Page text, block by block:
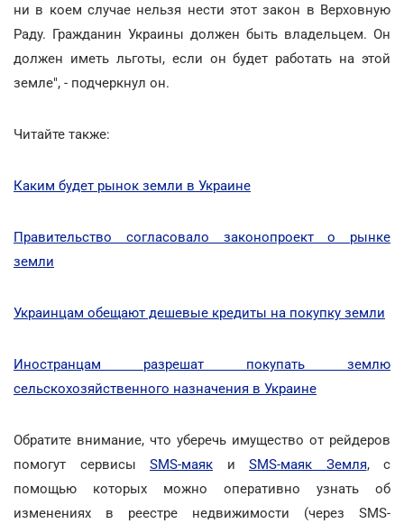
ни в коем случае нельзя нести этот закон в Верховную
Раду. Гражданин Украины должен быть владельцем. Он
должен иметь льготы, если он будет работать на этой
земле", - подчеркнул он.
Читайте также:
Каким будет рынок земли в Украине
Правительство согласовало законопроект о рынке
земли
Украинцам обещают дешевые кредиты на покупку земли
Иностранцам разрешат покупать землю
сельскохозяйственного назначения в Украине
Обратите внимание, что уберечь имущество от рейдеров
помогут сервисы SMS-маяк и SMS-маяк Земля, с
помощью которых можно оперативно узнать об
изменениях в реестре недвижимости (через SMS-